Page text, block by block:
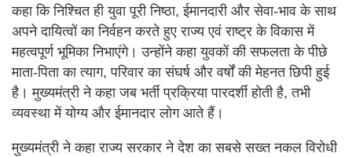
कहा कि निश्चित ही युवा पूरी निष्ठा, ईमानदारी और सेवा-भाव के साथ
अपने दायित्वों का निर्वहन करते हुए राज्य एवं राष्ट्र के विकास में
महत्वपूर्ण भूमिका निभाएंगे। उन्होंने कहा युवकों की सफलता के पीछे
माता-पिता का त्याग, परिवार का संघर्ष और वर्षों की मेहनत छिपी हुई
है। मुख्यमंत्री ने कहा जब भर्ती प्रक्रिया पारदर्शी होती है, तभी
व्यवस्था में योग्य और ईमानदार लोग आते हैं।
मुख्यमंत्री ने कहा राज्य सरकार ने देश का सबसे सख्त नकल विरोधी